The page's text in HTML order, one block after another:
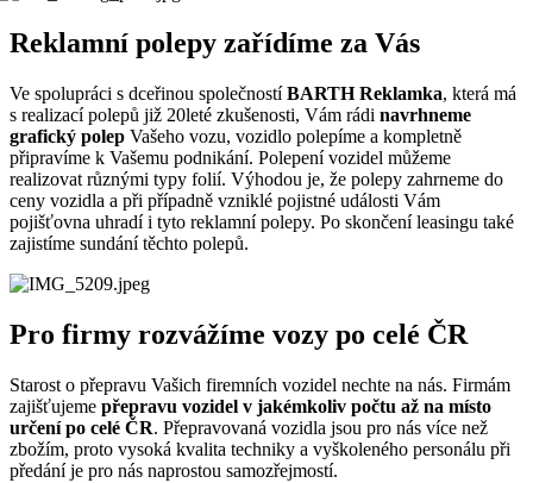
Reklamní polepy zařídíme za Vás
Ve spolupráci s dceřinou společnostíBARTH Reklamka, která má
s realizací polepů již 20leté zkušenosti, Vám rádi navrhneme
grafický polep Vašeho vozu, vozidlo polepíme a kompletně
připravíme k Vašemu podnikání. Polepení vozidel můžeme
realizovat různými typy folií. Výhodou je, že polepy zahrneme do
ceny vozidla a při případně vzniklé pojistné události Vám
pojišťovna uhradí i tyto reklamní polepy. Po skončení leasingu také
zajistíme sundání těchto polepů.
Pro firmy rozvážíme vozy po celé ČR
Starost o přepravu Vašich firemních vozidel nechte na nás. Firmám
zajišťujeme přepravu vozidel v jakémkoliv počtu až na místo
určení po celé ČR. Přepravovaná vozidla jsou pro nás více než
zbožím, proto vysoká kvalita techniky a vyškoleného personálu při
předání je pro nás naprostou samozřejmostí.